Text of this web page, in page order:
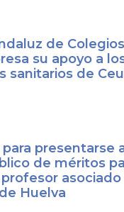
de
su apoyo a
sanitarios de
presentarse
de méritos
asociado
Huelva